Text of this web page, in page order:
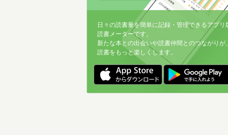
日々の読書量を簡単に記録・管理できるアプリ
読書メーターです。
新たな本との出会いや読書仲間とのつながりが
読書をもっと楽しくします。